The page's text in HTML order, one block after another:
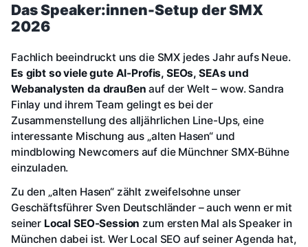
Das Speaker:innen-Setup der SMX
2026
Fachlich beeindruckt uns die SMX jedes Jahr aufs Neue.
Es gibt so viele gute AI-Profis, SEOs, SEAs und
Webanalysten da draußen auf der Welt – wow. Sandra
Finlay und ihrem Team gelingt es bei der
Zusammenstellung des alljährlichen Line-Ups, eine
interessante Mischung aus „alten Hasen“ und
mindblowing Newcomers auf die Münchner SMX-Bühne
einzuladen.
Zu den „alten Hasen“ zählt zweifelsohne unser
Geschäftsführer Sven Deutschländer – auch wenn er mit
seiner Local SEO-Session zum ersten Mal als Speaker in
München dabei ist. Wer Local SEO auf seiner Agenda hat,